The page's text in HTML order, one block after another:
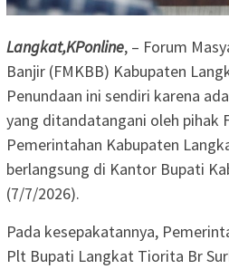
Langkat,KPonline, – Forum
Banjir (FMKBB) Kabupaten
Penundaan ini sendiri karena
yang ditandatangani oleh pihak
Pemerintahan Kabupaten
berlangsung di Kantor Bupati
(7/7/2026).
Pada kesepakatannya,
Plt Bupati Langkat Tiorita Br